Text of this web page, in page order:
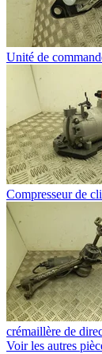
Unité de
Compresseur de
crémaillère de
Voir les autres